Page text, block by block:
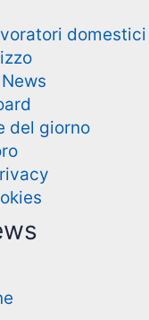
domestici
del giorno